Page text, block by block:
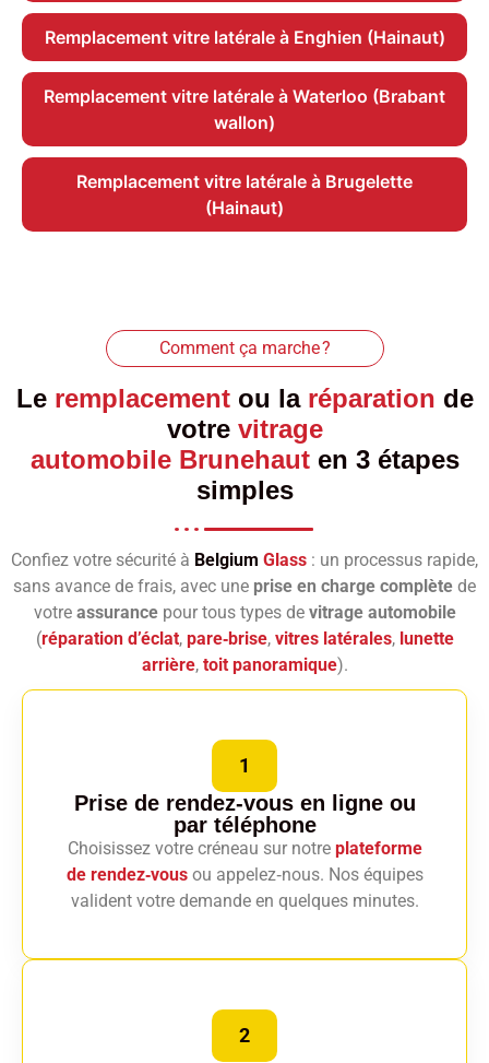
Remplacement vitre latérale à Enghien (Hainaut)
Remplacement vitre latérale à Waterloo (Brabant
wallon)
Remplacement vitre latérale à Brugelette
(Hainaut)
Comment ça marche ?
Le remplacementou la réparation de
votre vitrage
automobile Brunehauten 3 étapes
simples
Confiez votre sécurité à Belgium Glass : un processus rapide,
sans avance de frais, avec une prise en charge complète de
votre assurancepour tous types de vitrage automobile
(réparation d’éclat, pare‑brise, vitres latérales, lunette
arrière, toit panoramique).
1
Prise de rendez-vous en ligne ou
par téléphone
Choisissez votre créneau sur notre plateforme
de rendez‑vousou appelez‑nous. Nos équipes
valident votre demande en quelques minutes.
2